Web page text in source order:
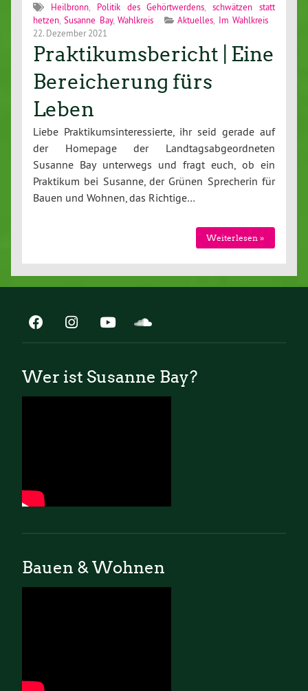
Heilbronn, Politik des Gehörtwerdens ,schwätzen statt
hetzen ,Susanne Bay,Wahlkreis Aktuelles Im Wahlkreis
22. Dezember 2021
Praktikumsbericht | Eine
Bereicherung fürs
Leben
Liebe Praktikumsinteressierte, ihr seid gerade auf
der Homepage der Landtagsabgeordneten
Susanne Bay unterwegs und fragt euch, ob ein
Praktikum bei Susanne, der Grünen Sprecherin für
Bauen und Wohnen, das Richtige…
Weiterlesen »
Wer ist Susanne Bay?
Bauen & Wohnen